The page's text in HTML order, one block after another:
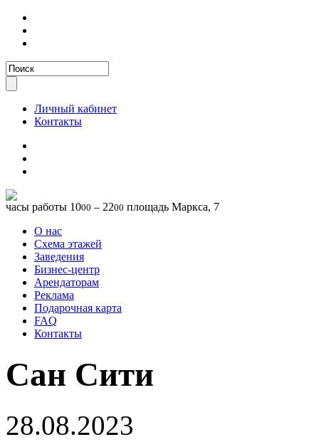
Личный кабинет
Контакты
часы работы 1000 – 2200 площадь Маркса, 7
О нас
Схема этажей
Заведения
Бизнес-центр
Арендаторам
Реклама
Подарочная карта
FAQ
Контакты
Сан Сити
28.08.2023